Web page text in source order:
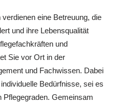
eine Betreuung, die
und ihre Lebensqualität
und
Sie vor Ort in der
und Fachwissen. Dabei
Bedürfnisse, sei es
Pflegegraden. Gemeinsam